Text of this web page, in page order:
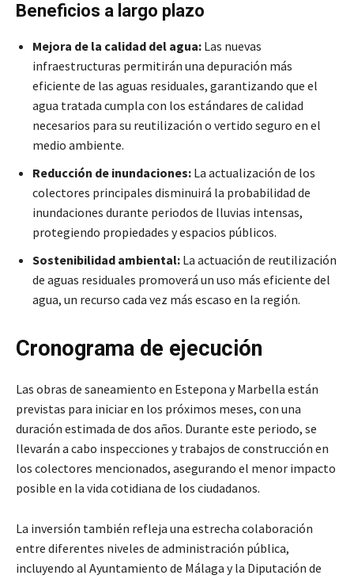
Beneficios a largo plazo
Mejora de la calidad del agua: Las nuevas
infraestructuras permitirán una depuración más
eficiente de las aguas residuales, garantizando que el
agua tratada cumpla con los estándares de calidad
necesarios para su reutilización o vertido seguro en el
medio ambiente.
Reducción de inundaciones: La actualización de los
colectores principales disminuirá la probabilidad de
inundaciones durante periodos de lluvias intensas,
protegiendo propiedades y espacios públicos.
Sostenibilidad ambiental: La actuación de reutilización
de aguas residuales promoverá un uso más eficiente del
agua, un recurso cada vez más escaso en la región.
Cronograma de ejecución
Las obras de saneamiento en Estepona y Marbella están
previstas para iniciar en los próximos meses, con una
duración estimada de dos años. Durante este periodo, se
llevarán a cabo inspecciones y trabajos de construcción en
los colectores mencionados, asegurando el menor impacto
posible en la vida cotidiana de los ciudadanos.
La inversión también refleja una estrecha colaboración
entre diferentes niveles de administración pública,
incluyendo al Ayuntamiento de Málaga y la Diputación de